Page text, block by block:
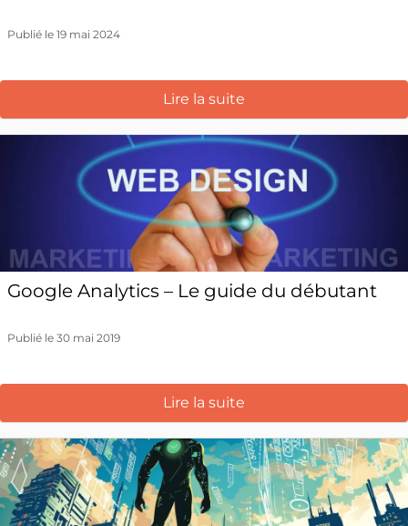
Publié le 19 mai 2024
Lire la suite
Google Analytics – Le guide du débutant
Publié le 30 mai 2019
Lire la suite